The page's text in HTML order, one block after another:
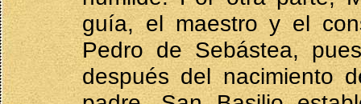
guía, el maestro y el
Pedro de Sebástea,
después del nacimiento